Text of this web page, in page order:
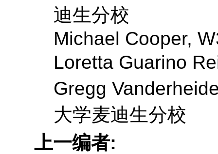
迪生分校
Michael Cooper,
Loretta Guarino
Gregg
大学麦迪生分校
上一编者: